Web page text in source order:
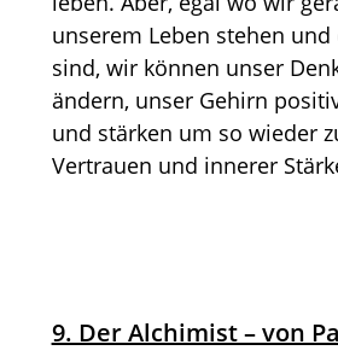
unserem Leben stehen
sind, wir können unser
ändern, unser Gehirn
und stärken um so wieder
Vertrauen und innerer
9. Der Alchimist – von